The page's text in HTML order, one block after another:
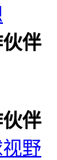
伴
伴
野